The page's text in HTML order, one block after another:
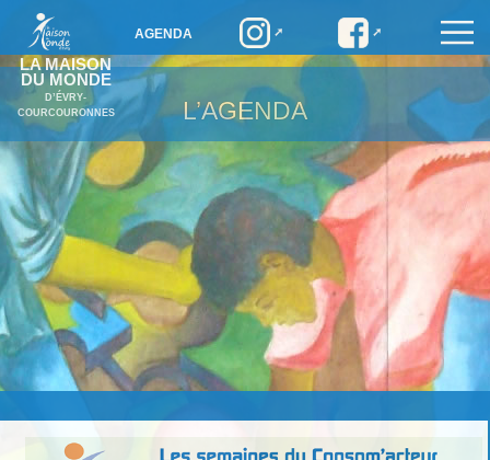
LA MAISON
DU MONDE
D’ÉVRY-
COURCOURONNES
AGENDA
L’AGENDA